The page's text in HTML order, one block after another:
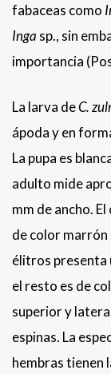
fabaceas como
Inga sp., sin
importancia
La larva deC.
ápoda y en
La pupa es
adulto mide
mm de ancho.
de color marrón
élitros presenta
el resto es de
superior y
espinas. La
hembras tienen